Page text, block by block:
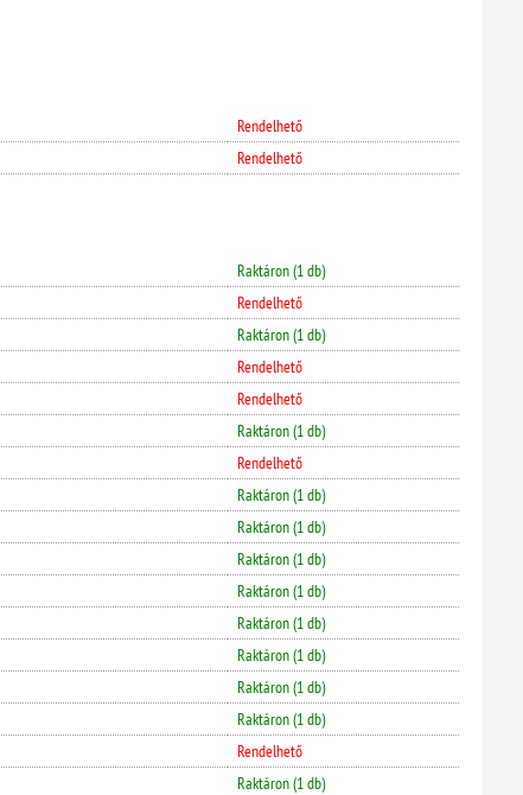
Rendelhető
Rendelhető
Raktáron (1 db)
Rendelhető
Raktáron (1 db)
Rendelhető
Rendelhető
Raktáron (1 db)
Rendelhető
Raktáron (1 db)
Raktáron (1 db)
Raktáron (1 db)
Raktáron (1 db)
Raktáron (1 db)
Raktáron (1 db)
Raktáron (1 db)
Raktáron (1 db)
Rendelhető
Raktáron (1 db)